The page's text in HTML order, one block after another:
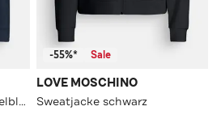
Sweatjacke 'Donna' dunkelblau
-55%* Sale
LOVE MOSCHINO
Sweatjacke schwarz